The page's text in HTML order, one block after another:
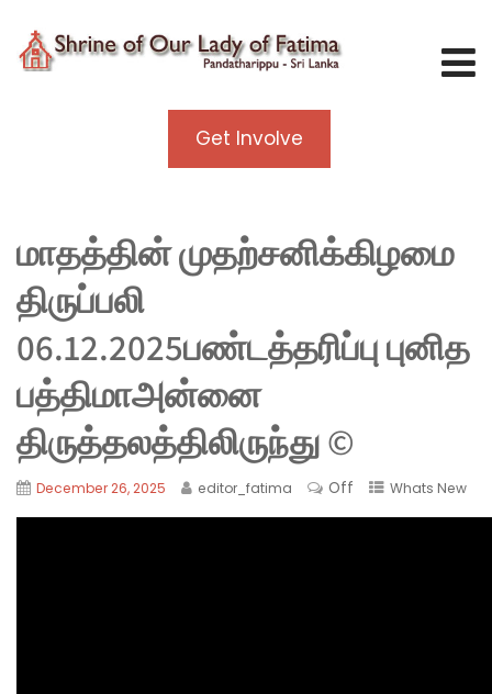
Get Involve
மாதத்தின் முதற்சனிக்கிழமை
திருப்பலி
06.12.2025பண்டத்தரிப்பு புனித
பத்திமாஅன்னை
திருத்தலத்திலிருந்து ©
December 26, 2025 editor_fatima Off Whats New